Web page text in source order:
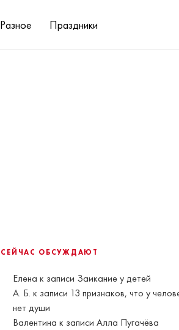
Разное Праздники
СЕЙЧАС ОБСУЖДАЮТ
Елена к записи Заикание у детей
А. Б. к записи 13 признаков, что у
нет души
Валентина к записиАлла Пугачёва